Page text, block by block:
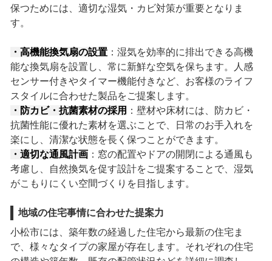
保つためには、適切な湿気・カビ対策が重要となりま
す。
・高機能換気扇の設置：湿気を効率的に排出できる高機
能な換気扇を設置し、常に新鮮な空気を保ちます。人感
センサー付きやタイマー機能付きなど、お客様のライフ
スタイルに合わせた製品をご提案します。
・防カビ・抗菌素材の採用 ：壁材や床材には、防カビ・
抗菌性能に優れた素材を選ぶことで、日常のお手入れを
楽にし、清潔な状態を長く保つことができます。
・適切な通風計画：窓の配置やドアの開閉による通風も
考慮し、自然換気を促す設計をご提案することで、湿気
がこもりにくい空間づくりを目指します。
地域の住宅事情に合わせた提案力
小松市には、築年数の経過した住宅から最新の住宅ま
で、様々なタイプの家屋が存在します。それぞれの住宅